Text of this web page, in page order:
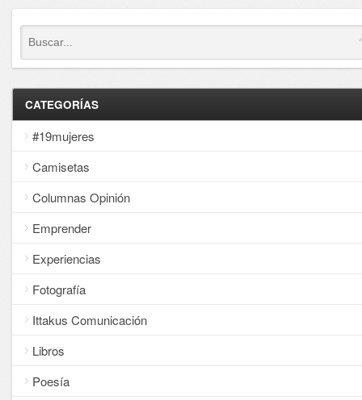
CATEGORÍAS
#19mujeres
Camisetas
Columnas Opinión
Emprender
Experiencias
Fotografía
Ittakus Comunicación
Libros
Poesía